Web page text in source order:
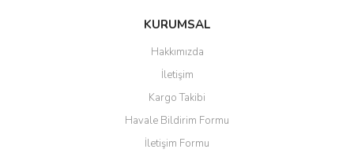
Bu ürüne ilk yorumu siz yapın!
Yorum Yaz
Ürün resmi kalitesiz, bozuk veya görüntülenemiyor.
Ürün açıklamasında eksik bilgiler bulunuyor.
Ürün bilgilerinde hatalar bulunuyor.
Ürün fiyatı diğer sitelerden daha pahalı.
KURUMSAL
Hakkımızda
İletişim
Kargo Takibi
Havale Bildirim Formu
İletişim Formu